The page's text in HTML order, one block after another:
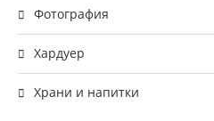
Фотография
Хардуер
Храни и напитки